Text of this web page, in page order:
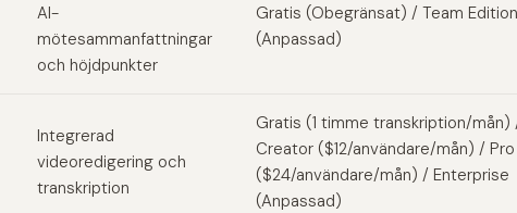
AI-
mötesammanfattningar
och höjdpunkter
Gratis (Obegränsat) / Team Edition
(Anpassad)
Integrerad
videoredigering och
transkription
Gratis (1 timme transkription/mån)
Creator ($12/användare/mån) / Pro
($24/användare/mån) / Enterprise
(Anpassad)